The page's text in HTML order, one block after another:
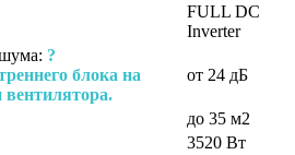
FULL DC
Inverter
?
блока на
от 24 дБ
до 35 м2
3520 Вт